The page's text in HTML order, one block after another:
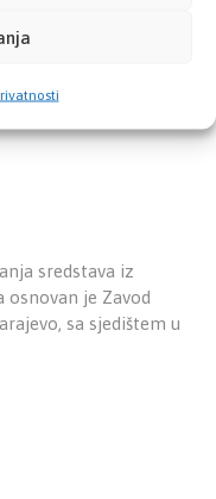
sredstava iz
osnovan je Zavod
sa sjedištem u